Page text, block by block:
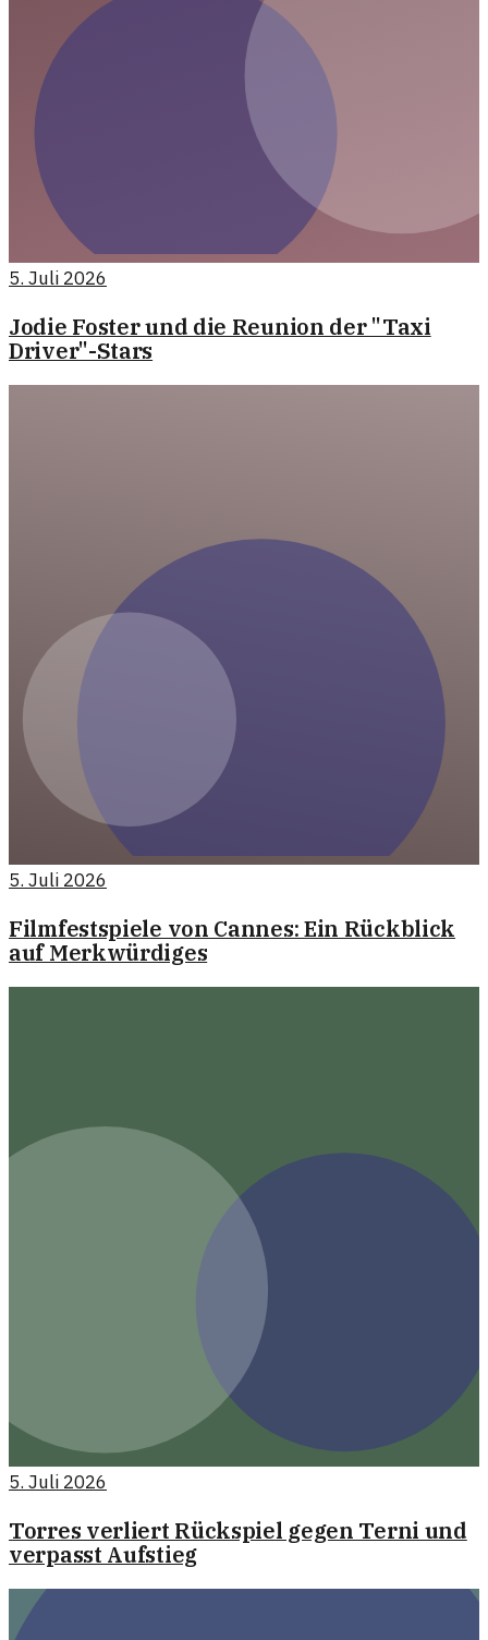
5. Juli 2026
Jodie Foster und die Reunion der "Taxi
Driver"-Stars
5. Juli 2026
Filmfestspiele von Cannes: Ein Rückblick
auf Merkwürdiges
5. Juli 2026
Torres verliert Rückspiel gegen Terni und
verpasst Aufstieg